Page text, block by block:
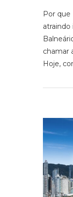
Por que
chamar
Hoje,